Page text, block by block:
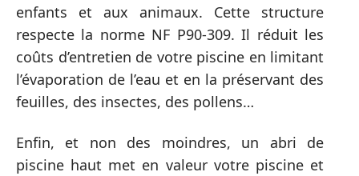
enfants et aux animaux. Cette structure
respecte la norme NF P90-309. Il réduit les
coûts d’entretien de votre piscine en limitant
l’évaporation de l’eau et en la préservant des
feuilles, des insectes, des pollens…
Enfin, et non des moindres, un abri de
piscine haut met en valeur votre piscine et